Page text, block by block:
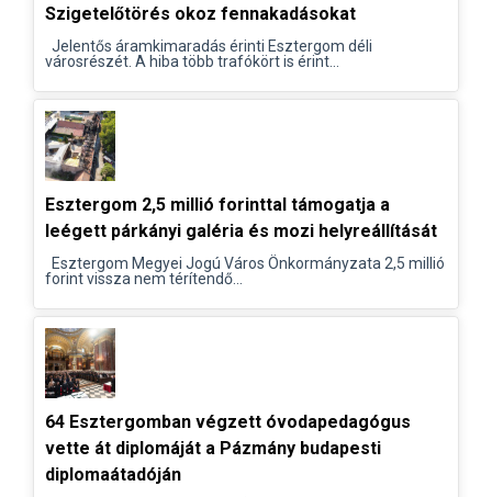
Szigetelőtörés okoz fennakadásokat
Jelentős áramkimaradás érinti Esztergom déli
városrészét. A hiba több trafókört is érint...
Esztergom 2,5 millió forinttal támogatja a
leégett párkányi galéria és mozi helyreállítását
Esztergom Megyei Jogú Város Önkormányzata 2,5 millió
forint vissza nem térítendő...
64 Esztergomban végzett óvodapedagógus
vette át diplomáját a Pázmány budapesti
diplomaátadóján